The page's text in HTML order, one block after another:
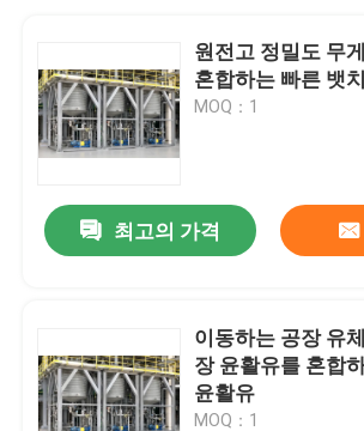
원전고 정밀도 무
혼합하는 빠른 뱃
MOQ：1
최고의 가격
이동하는 공장 유
장 윤활유를 혼합
윤활유
MOQ：1